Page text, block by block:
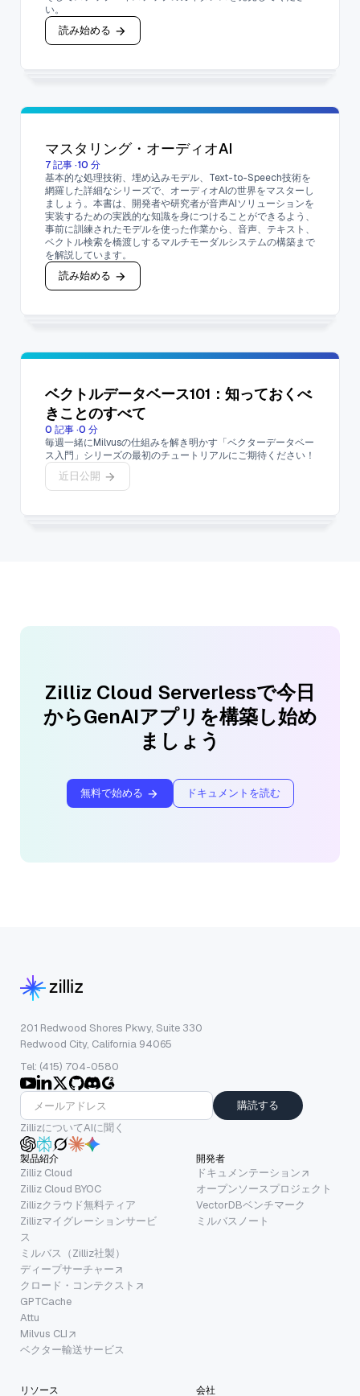
い。
読み始める
マスタリング・オーディオAI
7記事·10 分
基本的な処理技術、埋め込みモデル、Text-to-Speech技術を
網羅した詳細なシリーズで、オーディオAIの世界をマスターし
ましょう。本書は、開発者や研究者が音声AIソリューションを
実装するための実践的な知識を身につけることができるよう、
事前に訓練されたモデルを使った作業から、音声、テキスト、
ベクトル検索を橋渡しするマルチモーダルシステムの構築まで
を解説しています。
読み始める
ベクトルデータベース101：知っておくべ
きことのすべて
0 記事·0 分
毎週一緒にMilvusの仕組みを解き明かす「ベクターデータベー
ス入門」シリーズの最初のチュートリアルにご期待ください！
近日公開
Zilliz Cloud Serverlessで今日
からGenAIアプリを構築し始め
ましょう
無料で始める ドキュメントを読む
201 Redwood Shores Pkwy, Suite 330
Redwood City, California 94065
Tel: (415) 704-0580
購読する
ZillizについてAIに聞く
製品紹介
Zilliz Cloud
Zilliz Cloud BYOC
Zillizクラウド無料ティア
Zillizマイグレーションサービ
ス
ミルバス（Zilliz社製）
ディープサーチャー
クロード・コンテクスト
GPTCache
Attu
Milvus CLI
ベクター輸送サービス
開発者
ドキュメンテーション
オープンソースプロジェクト
VectorDBベンチマーク
ミルバスノート
リソース 会社